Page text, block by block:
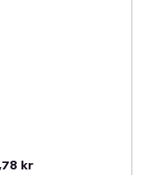
kr